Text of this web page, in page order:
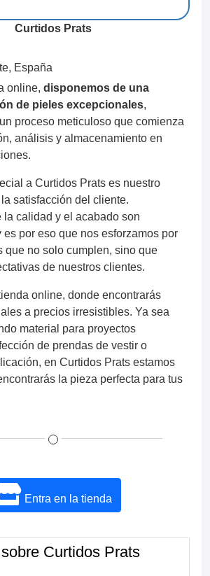
Curtidos Prats
España
online, disponemos de una
de pieles excepcionales,
proceso meticuloso que comienza
análisis y almacenamiento en
a Curtidos Prats es nuestro
satisfacción del cliente.
la calidad y el acabado son
es por eso que nos esforzamos por
que no solo cumplen, sino que
de nuestros clientes.
online, donde encontrarás
a precios irresistibles. Ya sea
material para proyectos
de prendas de vestir o
en Curtidos Prats estamos
la pieza perfecta para tus
Entra en la tienda
Curtidos Prats